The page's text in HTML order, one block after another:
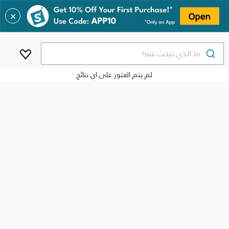
✕
ما الذي تبحث عنه؟
لم يتم العثور على اي نتائج